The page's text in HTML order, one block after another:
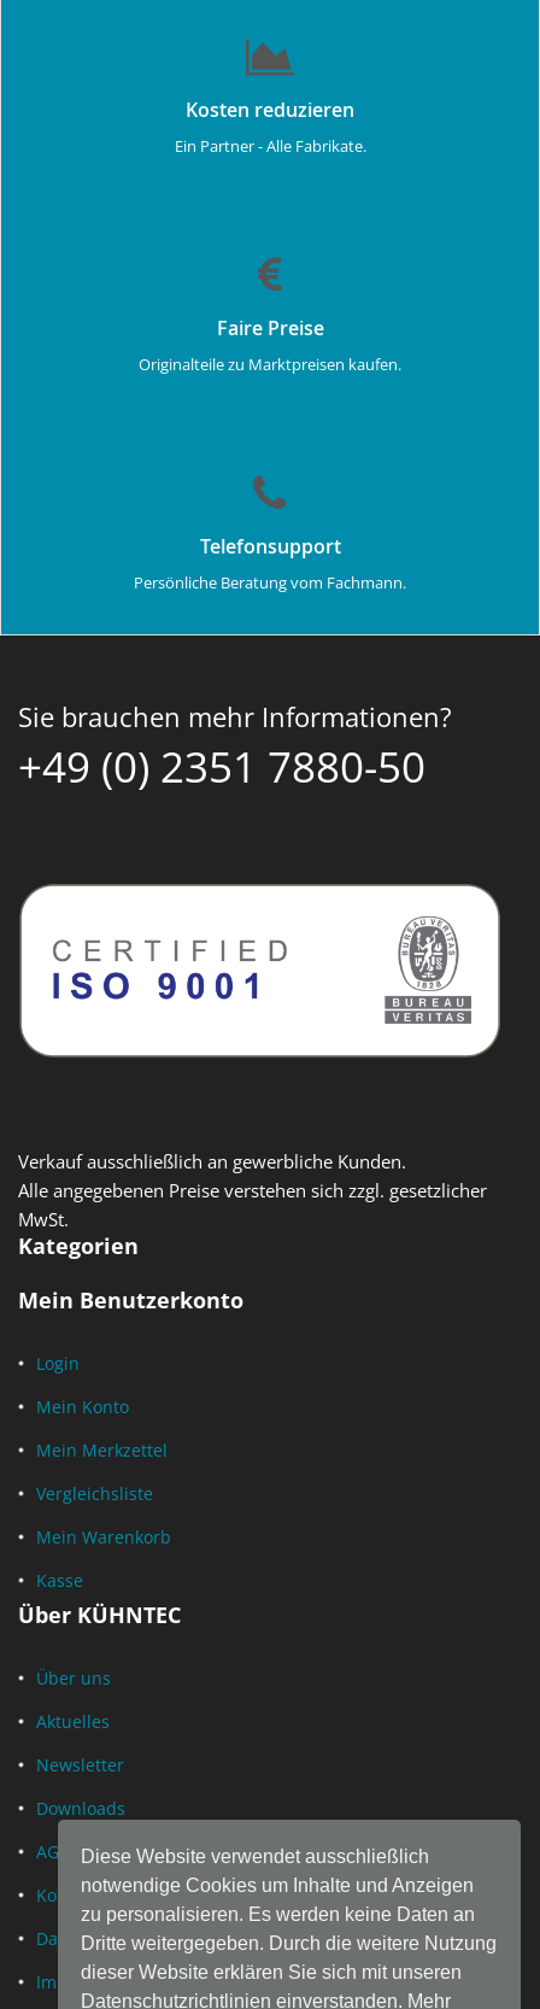
Diese Website verwendet ausschließlich
notwendige Cookies um Inhalte und Anzeigen
zu personalisieren. Es werden keine Daten an
Dritte weitergegeben. Durch die weitere Nutzung
dieser Website erklären Sie sich mit unseren
Datenschutzrichtlinien einverstanden. Mehr
Kosten reduzieren
Ein Partner - Alle Fabrikate.
Faire Preise
Originalteile zu Marktpreisen kaufen.
Telefonsupport
Persönliche Beratung vom Fachmann.
Sie brauchen mehr Informationen?
+49 (0) 2351 7880-50
Verkauf ausschließlich an gewerbliche Kunden.
Alle angegebenen Preise verstehen sich zzgl. gesetzlicher
MwSt.
Kategorien
Mein Benutzerkonto
Login
Mein Konto
Mein Merkzettel
Vergleichsliste
Mein Warenkorb
Kasse
Über KÜHNTEC
Über uns
Aktuelles
Newsletter
Downloads
AGB
Kontakt
Datenschutz
Impressum